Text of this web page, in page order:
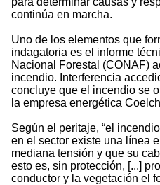
continúa en marcha.
Uno de los elementos que
indagatoria es el informe
Nacional Forestal (CONAF)
incendio. Interferencia
concluye que el incendio se
la empresa energética
Según el peritaje, “el
en el sector existe una línea
mediana tensión y que su
esto es, sin protección, [...]
conductor y la vegetación el